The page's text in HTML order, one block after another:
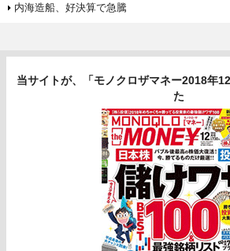
内海造船、好決算で急騰
当サイトが、「モノクロザマネー2018年
た